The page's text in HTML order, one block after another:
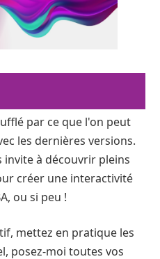
par ce que l'on peut
les dernières versions.
invite à découvrir pleins
créer une interactivité
ou si peu !
mettez en pratique les
posez-moi toutes vos